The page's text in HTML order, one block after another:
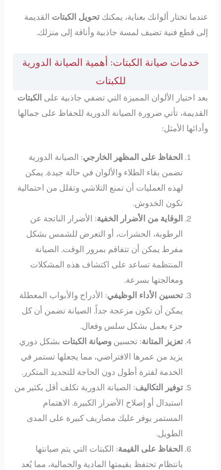
عندما تختار ألوانك بعناية، يمكنكتحويل الكبتات القديمة
إلى قطع فنية تضيف لمسة جاذبية وأناقة إلى منزلك.
خدمات صيانة الكبتات: أهمية الصيانة الدورية
للكبتات
بعد اختيار الألوان المميزة التي تضفي جاذبية على الكبتات
القديمة، تأتي ضرورة الصيانة الدورية للحفاظ على جمالها
وأدائها الأمثل:
الحفاظ على المظهر الخارجي: الصيانة الدورية
تضمن بقاء الطلاء والألوان في حالة جيدة. يمكن
لهذه العمليات أن تمنع التلاشي وتقلل من احتمالية
تكون الخدوش.
الوقاية من الأضرار الخفية: الأضرار الناتجة عن
الرطوبة، الحشرات، أو التعرض للشمس بشكل
مفرط يمكن أن تتفاقم بمرور الوقت. الصيانة
المنتظمة تساعد على اكتشاف هذه المشكلات
ومعالجتها بسرعة.
تحسين الأداء الوظيفي: الأدراج والأبواب المعطلة
يمكن أن تكون مزعجة جداً. الصيانة تضمن أن كل
جزء يعمل بشكل سلس وفعال.
تعزيز المتانة: تحسينوصيانة الكبتات بشكل دوري
يزيد من عمرها الافتراضي، مما يجعلها تستمر في
الخدمة لفترة أطول دون الحاجة للتجديد المتكرر.
توفير التكاليف: الصيانة الدورية تكلف أقل بكثير من
استبدال أو إصلاح الأضرار الكبيرة. الاهتمام
المستمر يوفر عليك مصاريف كبيرة على المدى
الطويل.
الحفاظ على القيمة: الكبتات التي يتم صيانتها
بانتظام تحتفظ بقيمتها المادية والجمالية، مما يُعد